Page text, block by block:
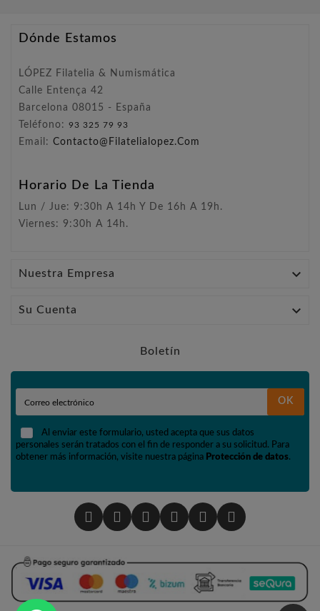
Dónde Estamos
LÓPEZ Filatelia & Numismática
Calle Entença 42
Barcelona 08015 - España
Teléfono: 93 325 79 93
Email: Contacto@filatelialopez.com
Horario De La Tienda
Lun / Jue: 9:30h A 14h Y De 16h A 19h.
Viernes: 9:30h A 14h.
Nuestra Empresa 
Su Cuenta 
Boletín
OK
Al enviar este formulario, usted acepta que sus datos
personales serán tratados con el fin de responder a su solicitud. Para
obtener más información, visite nuestra página Protección de datos.